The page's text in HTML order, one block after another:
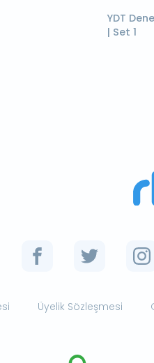
YDT
| Set 1
Üyelik Sözleşmesi